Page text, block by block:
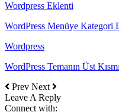
Wordpress Eklenti
WordPress Menüye Kategori
Wordpress
WordPress Temanın Üst
Prev Next
Leave A Reply
Connect with: